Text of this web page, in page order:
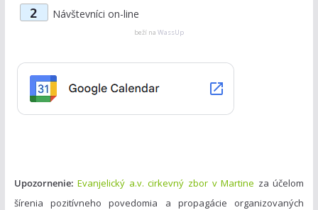
e
r
2 Návštevníci on-line
beží na WassUp
Upozornenie: Evanjelický a.v. cirkevný zbor v Martine za účelom
šírenia pozitívneho povedomia a propagácie organizovaných